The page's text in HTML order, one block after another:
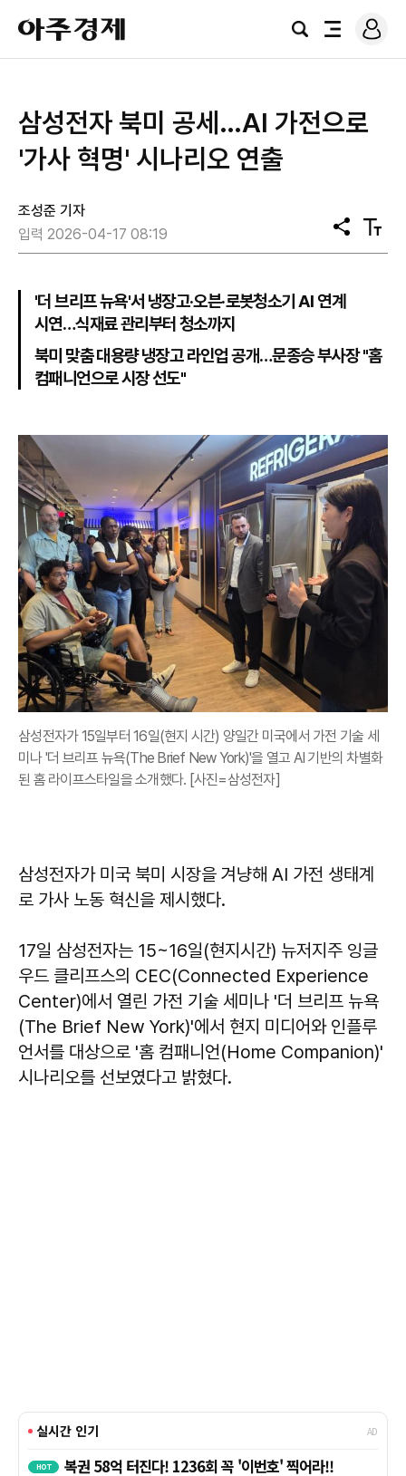
아
주
경
검
전
로
그
삼성전자 북미 공세…AI 가전으로
'가사 혁명' 시나리오 연출
조성준 기자
입력 2026-04-17 08:19
공
유
텍
스
'더 브리프 뉴욕'서 냉장고·오븐·로봇청소기 AI 연계
시연…식재료 관리부터 청소까지
북미 맞춤 대용량 냉장고 라인업 공개…문종승 부사장 "홈
컴패니언으로 시장 선도"
삼성전자가 15일부터 16일(현지 시간) 양일간 미국에서 가전 기술 세
미나 '더 브리프 뉴욕(The Brief New York)'을 열고 AI 기반의 차별화
된 홈 라이프스타일을 소개했다. [사진=삼성전자]
삼성전자가 미국 북미 시장을 겨냥해 AI 가전 생태계
로 가사 노동 혁신을 제시했다.
17일 삼성전자는 15~16일(현지시간) 뉴저지주 잉글
우드 클리프스의 CEC(Connected Experience
Center)에서 열린 가전 기술 세미나 '더 브리프 뉴욕
(The Brief New York)'에서 현지 미디어와 인플루
언서를 대상으로 '홈 컴패니언(Home Companion)'
시나리오를 선보였다고 밝혔다.